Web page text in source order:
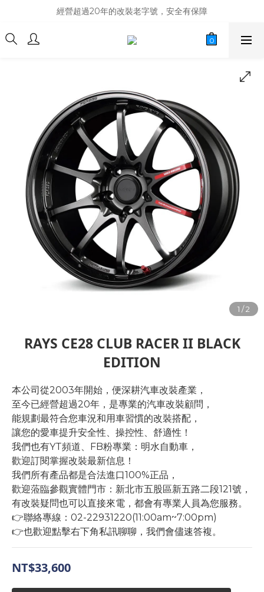
商品庫存變動快速，難免庫存不同步，建議購買之前先詢問貨況
經營超過20年的改裝老字號，安全有保障
商品庫存變動快速，難免庫存不同步，建議購買之前先詢問貨況
RAYS CE28 CLUB RACER II BLACK
EDITION
本公司從2003年開始，便深耕汽車改裝產業，
至今已經營超過20年，是專業的汽車改裝顧問，
能規劃最符合您車況和用車習慣的改裝搭配，
讓您的愛車提升安全性、操控性、舒適性！
我們也有YT頻道、FB粉專業：明水自動車，
歡迎訂閱掌握改裝最新信息！
我們所有產品都是合法進口100%正品，
歡迎蒞臨參觀實體門市：新北市五股區新五路二段121號，
有改裝疑問也可以直接來電，都會有專業人員為您服務。
👉聯絡專線：02-22931220(11:00am~7:00pm)
👉也歡迎點擊右下角私訊聊聊，我們會儘速答複。
NT$33,600